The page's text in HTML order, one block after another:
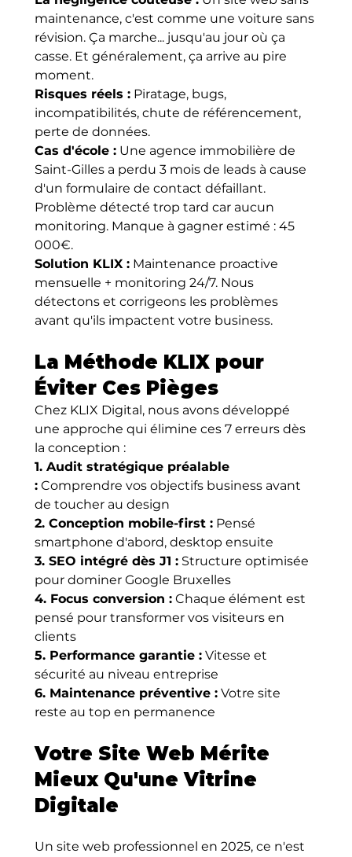
maintenance, c'est comme une voiture sans
révision. Ça marche... jusqu'au jour où ça
casse. Et généralement, ça arrive au pire
moment.
Risques réels : Piratage, bugs,
incompatibilités, chute de référencement,
perte de données.
Cas d'école : Une agence immobilière de
Saint-Gilles a perdu 3 mois de leads à cause
d'un formulaire de contact défaillant.
Problème détecté trop tard car aucun
monitoring. Manque à gagner estimé : 45
000€.
Solution KLIX : Maintenance proactive
mensuelle + monitoring 24/7. Nous
détectons et corrigeons les problèmes
avant qu'ils impactent votre business.
La Méthode KLIX pour
Éviter Ces Pièges
Chez KLIX Digital, nous avons développé
une approche qui élimine ces 7 erreurs dès
la conception :
1. Audit stratégique préalable
: Comprendre vos objectifs business avant
de toucher au design
2. Conception mobile-first : Pensé
smartphone d'abord, desktop ensuite
3. SEO intégré dès J1 : Structure optimisée
pour dominer Google Bruxelles
4. Focus conversion : Chaque élément est
pensé pour transformer vos visiteurs en
clients
5. Performance garantie : Vitesse et
sécurité au niveau entreprise
6. Maintenance préventive : Votre site
reste au top en permanence
Votre Site Web Mérite
Mieux Qu'une Vitrine
Digitale
Un site web professionnel en 2025, ce n'est